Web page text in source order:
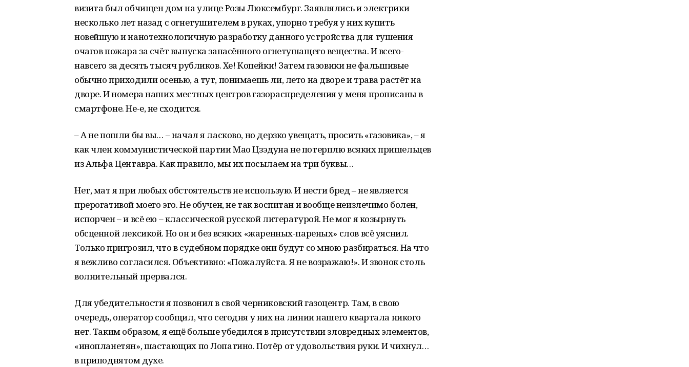
визита был обчищен дом на улице Розы Люксембург. Заявлялись и электрики
несколько лет назад с огнетушителем в руках, упорно требуя у них купить
новейшую и нанотехнологичную разработку данного устройства для тушения
очагов пожара за счёт выпуска запасённого огнетушащего вещества. И всего-
навсего за десять тысяч рубликов. Хе! Копейки! Затем газовики не фальшивые
обычно приходили осенью, а тут, понимаешь ли, лето на дворе и трава растёт на
дворе. И номера наших местных центров газораспределения у меня прописаны в
смартфоне. Не-е, не сходится.
– А не пошли бы вы… – начал я ласково, но дерзко увещать, просить «газовика», – я
как член коммунистической партии Мао Цзэдуна не потерплю всяких пришельцев
из Альфа Центавра. Как правило, мы их посылаем на три буквы…
Нет, мат я при любых обстоятельств не использую. И нести бред – не является
прерогативой моего эго. Не обучен, не так воспитан и вообще неизлечимо болен,
испорчен – и всё ею – классической русской литературой. Не мог я козырнуть
обсценной лексикой. Но он и без всяких «жаренных-пареных» слов всё уяснил.
Только пригрозил, что в судебном порядке они будут со мною разбираться. На что
я вежливо согласился. Объективно: «Пожалуйста. Я не возражаю!». И звонок столь
волнительный прервался.
Для убедительности я позвонил в свой черниковский газоцентр. Там, в свою
очередь, оператор сообщил, что сегодня у них на линии нашего квартала никого
нет. Таким образом, я ещё больше убедился в присутствии зловредных элементов,
«инопланетян», шастающих по Лопатино. Потёр от удовольствия руки. И чихнул…
в приподнятом духе.